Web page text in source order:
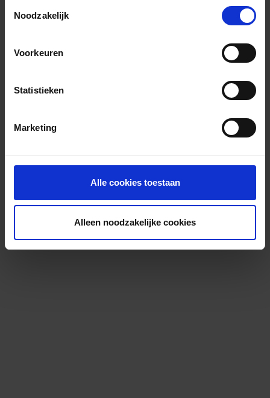
Noodzakelijk
Voorkeuren
Statistieken
Marketing
Alle cookies toestaan
Alleen noodzakelijke cookies